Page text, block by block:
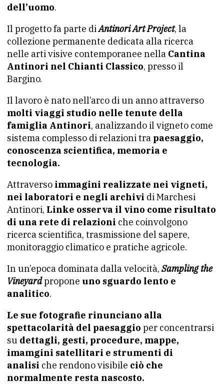
dell’uomo.
Il progetto fa parte diAntinori Art Project, la
collezione permanente dedicata alla ricerca
nelle arti visive contemporanee nella Cantina
Antinori nel Chianti Classico, presso il
Bargino.
Il lavoro è nato nell’arco di un anno attraverso
molti viaggi studio nelle tenute della
famiglia Antinori, analizzando il vigneto come
sistema complesso di relazioni tra paesaggio,
conoscenza scientifica, memoria e
tecnologia.
Attraverso immagini realizzate nei vigneti,
nei laboratori e negli archivi di Marchesi
Antinori, Linke osserva il vino come risultato
di una rete di relazioni che coinvolgono
ricerca scientifica, trasmissione del sapere,
monitoraggio climatico e pratiche agricole.
In un’epoca dominata dalla velocità, Sampling the
Vineyardpropone uno sguardo lento e
analitico.
Le sue fotografie rinunciano alla
spettacolarità del paesaggio per concentrarsi
su dettagli, gesti, procedure, mappe,
imamgini satellitari e strumenti di
analisi che rendono visibile ciò che
normalmente resta nascosto.